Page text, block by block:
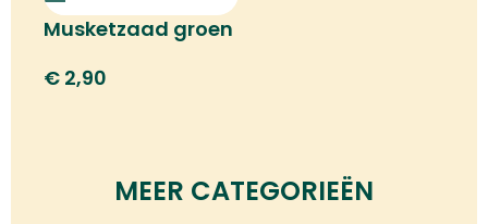
Musketzaad groen
€ 2,90
MEER CATEGORIEËN